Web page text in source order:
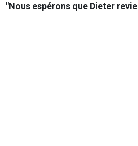
"Nous espérons que Dieter